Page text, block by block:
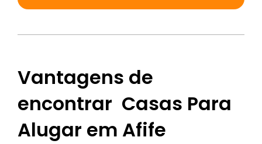
Vantagens de
encontrar Casas Para
Alugar em Afife